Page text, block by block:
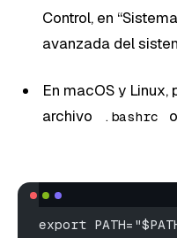
Control, en
avanzada del
En macOS y
archivo
.bashrc o
export